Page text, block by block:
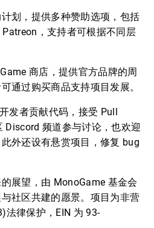
划，提供多种赞助选项，包括
，支持者可根据不同层
商店，提供官方品牌的周
通过购买商品支持项目发展。
发者贡献代码，接受 Pull
Discord 频道参与讨论，也欢迎
外还设有悬赏项目，修复 bug
展望，由 MonoGame 基金会
社区共建的愿景。项目为非营
法律保护，EIN 为 93-